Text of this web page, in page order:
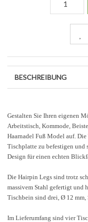
BESCHREIBUNG
Gestalten Sie Ihren eigenen
Arbeitstisch, Kommode,
Haarnadel Fuß Model auf.
Tischplatte zu befestigen und
Design für einen echten
Die Hairpin Legs sind trotz
massivem Stahl gefertigt und
Tischbein sind drei, Ø 12 mm,
Im Lieferumfang sind vier